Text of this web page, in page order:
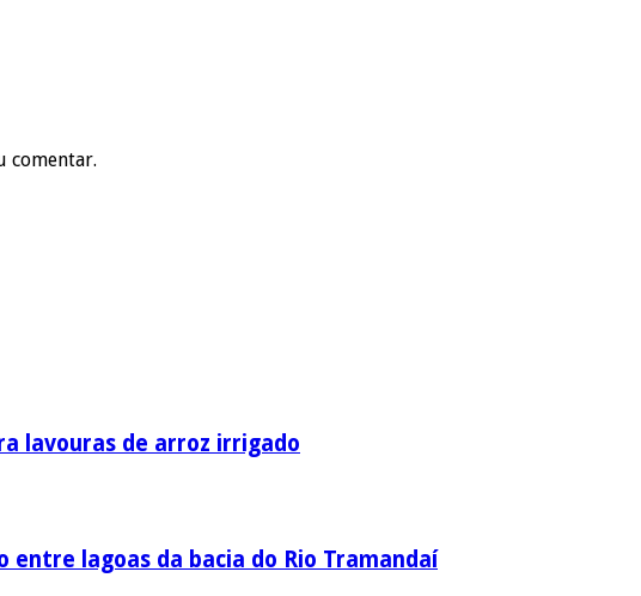
comentar.
lavouras de arroz irrigado
lagoas da bacia do Rio Tramandaí